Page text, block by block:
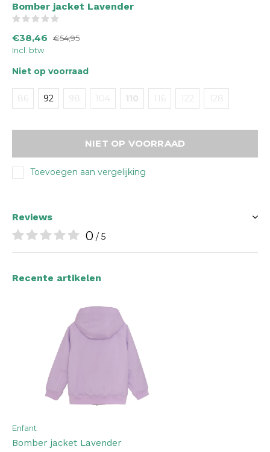
Bomber jacket Lavender
€38,46
€54,95
Incl. btw
Niet op voorraad
86 92 98 104 110 116 122 128
NIET OP VOORRAAD
Toevoegen aan vergelijking
Reviews
0 / 5
Recente artikelen
Enfant
Bomber jacket Lavender